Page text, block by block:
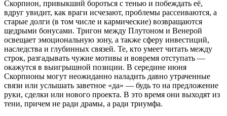
Скорпион, привыкший бороться с тенью и побеждать её,
вдруг увидит, как враги исчезают, проблемы рассеиваются, а
старые долги (в том числе и кармические) возвращаются
щедрыми бонусами. Тригон между Плутоном и Венерой
освещает эмоциональную зону, а также сферу инвестиций,
наследства и глубинных связей. Те, кто умеет читать между
строк, разгадывать чужие мотивы и вовремя отступать —
окажутся в выигрышной позиции. В середине июня
Скорпионы могут неожиданно наладить давно утраченные
связи или услышать заветное «да» — будь то на предложение
руки, сделки или нового проекта. В это время они выходят из
тени, причем не ради драмы, а ради триумфа.